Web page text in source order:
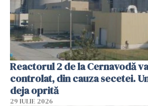
Reactorul 2 de la Cernavodă
controlat, din cauza secetei.
deja oprită
29 IULIE 2026